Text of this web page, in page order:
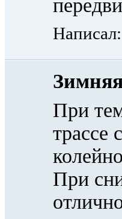
Написал:
При
трассе
При